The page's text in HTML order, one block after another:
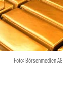
Foto: Börsenmedien AG